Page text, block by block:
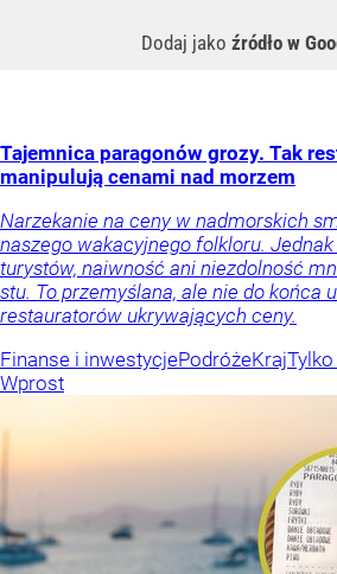
Dodaj jako źródło w
Tajemnica paragonów grozy. Tak
manipulują cenami nad morzem
Narzekanie na ceny w nadmorskich
naszego wakacyjnego folkloru. Jednak
turystów, naiwność ani niezdolność
stu. To przemyślana, ale nie do końca
restauratorów ukrywających ceny.
Finanse i inwestycjePodróżeKraj
Wprost